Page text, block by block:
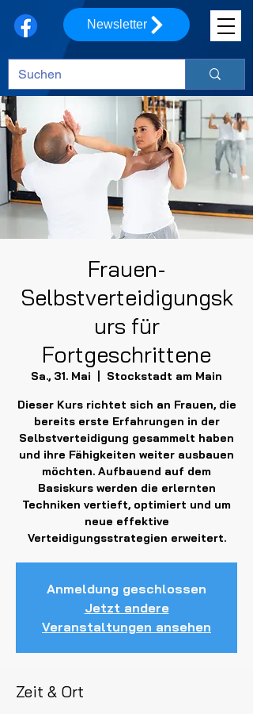
Newsletter
Frauen-
Selbstverteidigungsk
urs für
Fortgeschrittene
Sa., 31. Mai
Stockstadt am Main
Dieser Kurs richtet sich an Frauen, die
bereits erste Erfahrungen in der
Selbstverteidigung gesammelt haben
und ihre Fähigkeiten weiter ausbauen
möchten. Aufbauend auf dem
Basiskurs werden die erlernten
Techniken vertieft, optimiert und um
neue effektive
Verteidigungsstrategien erweitert.
Anmeldung geschlossen
Jetzt andere
Veranstaltungen ansehen
Zeit & Ort